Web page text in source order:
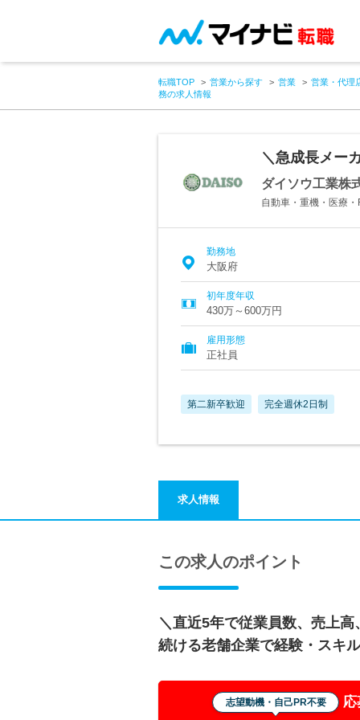
転職TOP 営業から探す 営業
営業・代理
務の求人情報
＼急成長メー
ダイソウ工業株
自動車・重機・医療
勤務地
大阪府
初年度年収
430万～600万円
雇用形態
正社員
第二新卒歓迎 完全週休2日制
求人情報
この求人のポイント
＼直近5年で従業員数、売上
続ける老舗企業で経験・スキ
志望動機・自己PR不要